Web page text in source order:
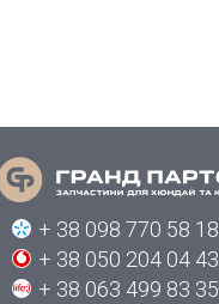
+ 38 098 770 58 18
+ 38 050 204 04 43
+ 38 063 499 83 35